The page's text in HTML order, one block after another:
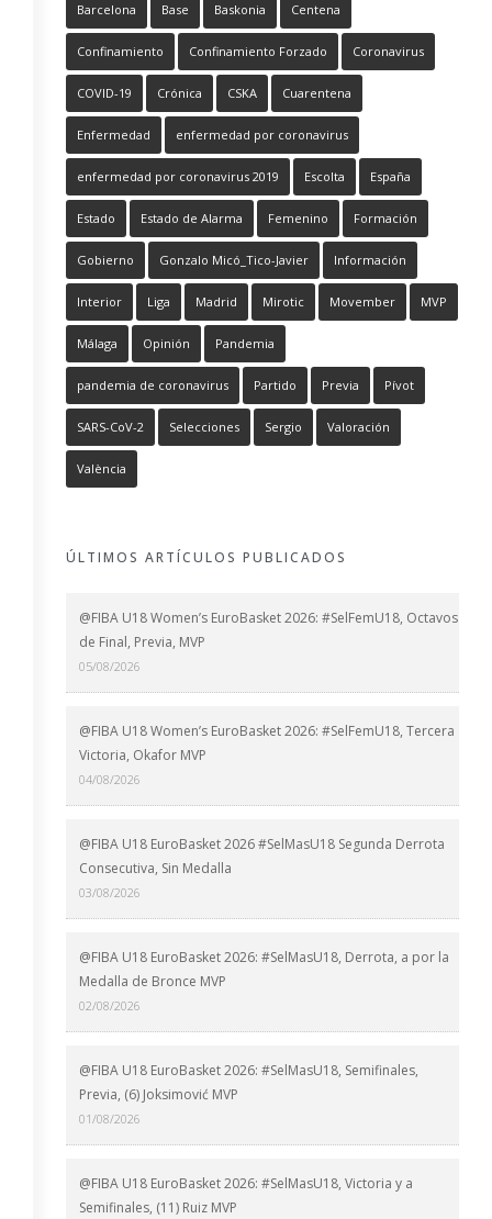
Barcelona Base Baskonia Centena
Confinamiento Confinamiento Forzado Coronavirus
COVID-19 Crónica CSKA Cuarentena
Enfermedad enfermedad por coronavirus
enfermedad por coronavirus 2019 Escolta España
Estado Estado de Alarma Femenino Formación
Gobierno Gonzalo Micó_Tico-Javier Información
Interior Liga Madrid Mirotic Movember MVP
Málaga Opinión Pandemia
pandemia de coronavirus Partido Previa Pívot
SARS-CoV-2 Selecciones Sergio Valoración
València
ÚLTIMOS ARTÍCULOS PUBLICADOS
@FIBA U18 Women’s EuroBasket 2026: #SelFemU18, Octavos
de Final, Previa, MVP
05/08/2026
@FIBA U18 Women’s EuroBasket 2026: #SelFemU18, Tercera
Victoria, Okafor MVP
04/08/2026
@FIBA U18 EuroBasket 2026 #SelMasU18 Segunda Derrota
Consecutiva, Sin Medalla
03/08/2026
@FIBA U18 EuroBasket 2026: #SelMasU18, Derrota, a por la
Medalla de Bronce MVP
02/08/2026
@FIBA U18 EuroBasket 2026: #SelMasU18, Semifinales,
Previa, (6) Joksimović MVP
01/08/2026
@FIBA U18 EuroBasket 2026: #SelMasU18, Victoria y a
Semifinales, (11) Ruiz MVP